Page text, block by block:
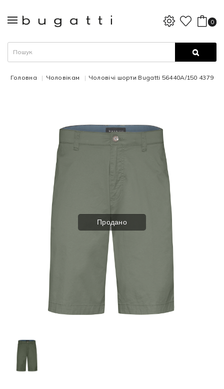
0
Головна Чоловікам Чоловічі шорти Bugatti 56440A/150 4379
Продано